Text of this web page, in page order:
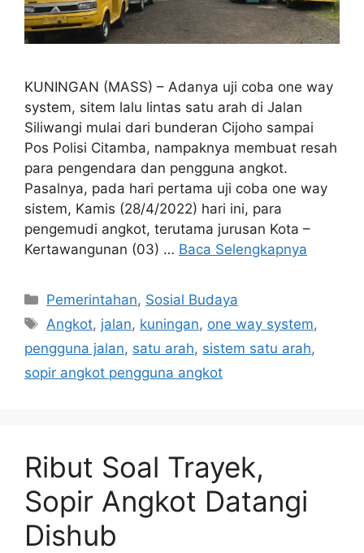
KUNINGAN (MASS) – Adanya uji coba one way
system, sitem lalu lintas satu arah di Jalan
Siliwangi mulai dari bunderan Cijoho sampai
Pos Polisi Citamba, nampaknya membuat resah
para pengendara dan pengguna angkot.
Pasalnya, pada hari pertama uji coba one way
sistem, Kamis (28/4/2022) hari ini, para
pengemudi angkot, terutama jurusan Kota –
Kertawangunan (03) … Baca Selengkapnya
Kategori
Pemerintahan, Sosial Budaya
Tag
Angkot, jalan, kuningan, one way system,
pengguna jalan, satu arah, sistem satu arah,
sopir angkot pengguna angkot
Ribut Soal Trayek,
Sopir Angkot Datangi
Dishub